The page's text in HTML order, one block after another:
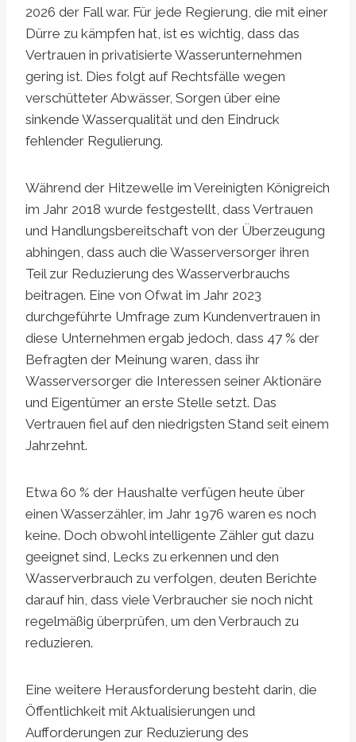
2026 der Fall war. Für jede Regierung, die mit einer
Dürre zu kämpfen hat, ist es wichtig, dass das
Vertrauen in privatisierte Wasserunternehmen
gering ist. Dies folgt auf Rechtsfälle wegen
verschütteter Abwässer, Sorgen über eine
sinkende Wasserqualität und den Eindruck
fehlender Regulierung.
Während der Hitzewelle im Vereinigten Königreich
im Jahr 2018 wurde festgestellt, dass Vertrauen
und Handlungsbereitschaft von der Überzeugung
abhingen, dass auch die Wasserversorger ihren
Teil zur Reduzierung des Wasserverbrauchs
beitragen. Eine von Ofwat im Jahr 2023
durchgeführte Umfrage zum Kundenvertrauen in
diese Unternehmen ergab jedoch, dass 47 % der
Befragten der Meinung waren, dass ihr
Wasserversorger die Interessen seiner Aktionäre
und Eigentümer an erste Stelle setzt. Das
Vertrauen fiel auf den niedrigsten Stand seit einem
Jahrzehnt.
Etwa 60 % der Haushalte verfügen heute über
einen Wasserzähler, im Jahr 1976 waren es noch
keine. Doch obwohl intelligente Zähler gut dazu
geeignet sind, Lecks zu erkennen und den
Wasserverbrauch zu verfolgen, deuten Berichte
darauf hin, dass viele Verbraucher sie noch nicht
regelmäßig überprüfen, um den Verbrauch zu
reduzieren.
Eine weitere Herausforderung besteht darin, die
Öffentlichkeit mit Aktualisierungen und
Aufforderungen zur Reduzierung des